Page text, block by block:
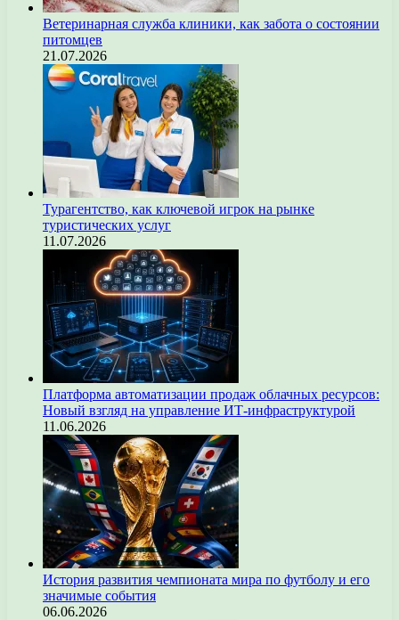
Ветеринарная служба клиники, как забота о состоянии
питомцев
21.07.2026
Турагентство, как ключевой игрок на рынке
туристических услуг
11.07.2026
Платформа автоматизации продаж облачных ресурсов:
Новый взгляд на управление ИТ-инфраструктурой
11.06.2026
История развития чемпионата мира по футболу и его
значимые события
06.06.2026